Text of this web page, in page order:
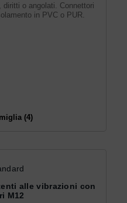
o angolati. Connettori
in PVC o PUR.
(4)
alle vibrazioni con
M12